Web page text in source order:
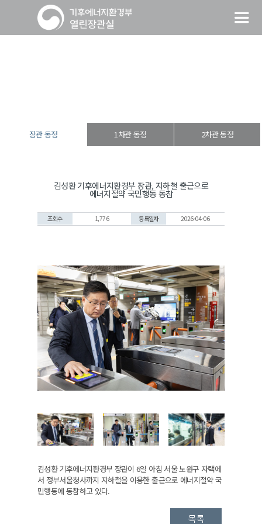
장관 동정 1차관 동정 2차관 동정
김성환 기후에너지환경부 장관, 지하철 출근으로
에너지절약 국민행동 동참
조회수 1,776 등록일자 2026-04-06
김성환 기후에너지환경부 장관이 6일 아침 서울 노원구 자택에
서 정부서울청사까지 지하철을 이용한 출근으로 에너지절약 국
민행동에 동참하고 있다.